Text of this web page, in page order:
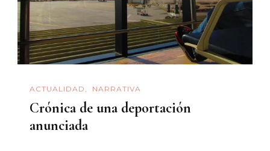
ACTUALIDAD NARRATIVA
Crónica de una deportación
anunciada